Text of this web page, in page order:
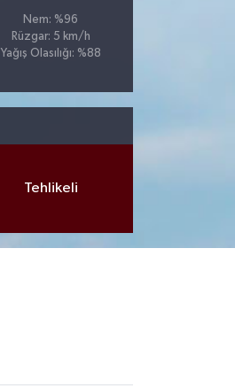
Nem: %96
Rüzgar: 5 km/h
Yağış Olasılığı: %88
Tehlikeli